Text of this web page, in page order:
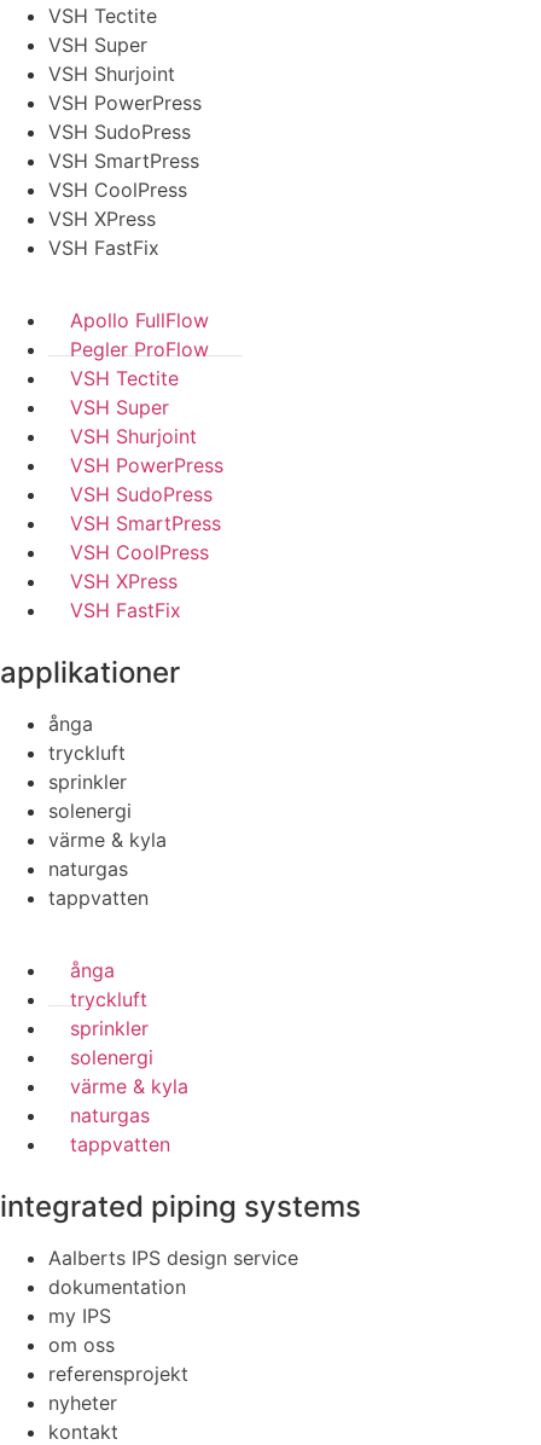
VSH Tectite
VSH Super
VSH Shurjoint
VSH PowerPress
VSH SudoPress
VSH SmartPress
VSH CoolPress
VSH XPress
VSH FastFix
Apollo FullFlow
Pegler ProFlow
VSH Tectite
VSH Super
VSH Shurjoint
VSH PowerPress
VSH SudoPress
VSH SmartPress
VSH CoolPress
VSH XPress
VSH FastFix
applikationer
ånga
tryckluft
sprinkler
solenergi
värme & kyla
naturgas
tappvatten
ånga
tryckluft
sprinkler
solenergi
värme & kyla
naturgas
tappvatten
integrated piping systems
Aalberts IPS design service
dokumentation
my IPS
om oss
referensprojekt
nyheter
kontakt